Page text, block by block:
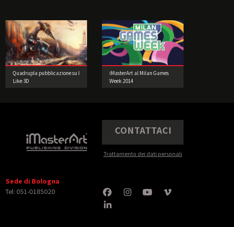
Quadrupla pubblicazione su I
Like 3D
iMasterArt al Milan Games
Week 2014
CONTATTACI
Trattamento dei dati personali
Sede di Bologna
Tel: 051-0185020